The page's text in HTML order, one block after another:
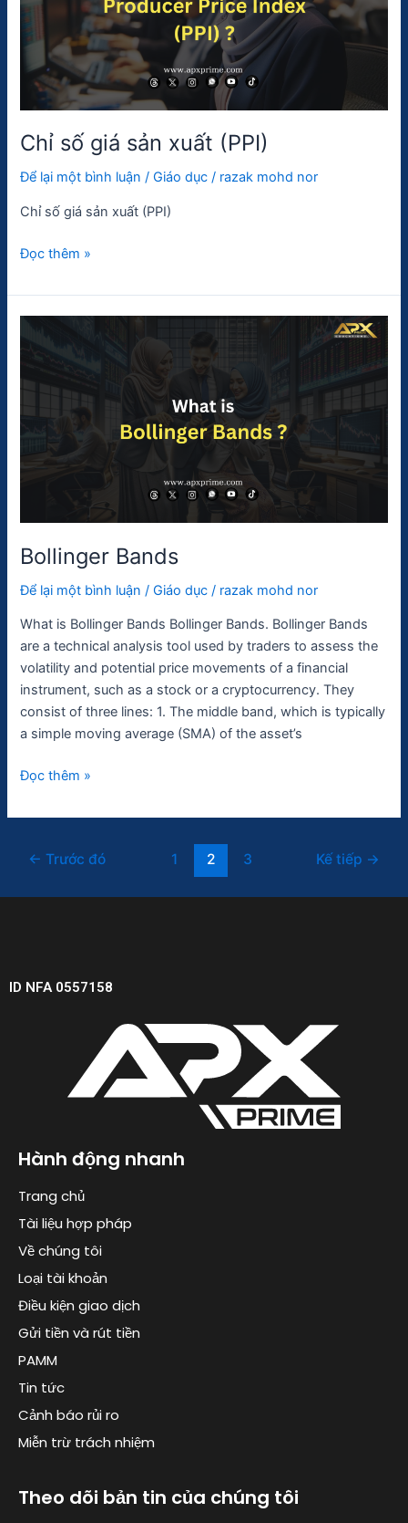
Chỉ số giá sản xuất (PPI)
Để lại một bình luận /Giáo dục / razak mohd nor
Chỉ số giá sản xuất (PPI)
(PPI)
Đọc thêm »
Bollinger Bands
Để lại một bình luận /Giáo dục / razak mohd nor
What is Bollinger Bands Bollinger Bands. Bollinger Bands
are a technical analysis tool used by traders to assess the
volatility and potential price movements of a financial
instrument, such as a stock or a cryptocurrency. They
consist of three lines: 1. The middle band, which is typically
a simple moving average (SMA) of the asset’s
Đọc thêm »
← Trước đó 1 2 3 Kế tiếp →
ID NFA 0557158
Hành động nhanh
Trang chủ
Tài liệu hợp pháp
Về chúng tôi
Loại tài khoản
Điều kiện giao dịch
Gửi tiền và rút tiền
PAMM
Tin tức
Cảnh báo rủi ro
Miễn trừ trách nhiệm
Theo dõi bản tin của chúng tôi